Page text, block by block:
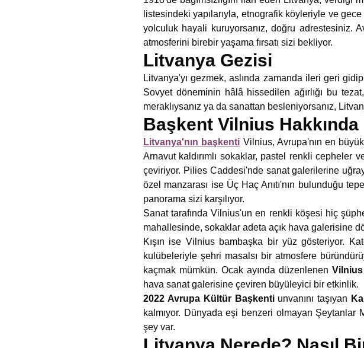
listesindeki yapılarıyla, etnografik köyleriyle ve
yolculuk hayali kuruyorsanız, doğru adrestesiniz.
atmosferini birebir yaşama fırsatı sizi bekliyor.
Litvanya Gezisi
Litvanya'yı gezmek, aslında zamanda ileri geri
Sovyet döneminin hâlâ hissedilen ağırlığı bu
meraklıysanız ya da sanattan besleniyorsanız,
Başkent Vilnius
Litvanya'nın başkenti Vilnius, Avrupa'nın en
Arnavut kaldırımlı sokaklar, pastel renkli cepheler
çeviriyor. Pilies Caddesi'nde sanat galerilerine
özel manzarası ise Üç Haç Anıtı'nın bulunduğu
panorama sizi karşılıyor.
Sanat tarafında Vilnius'un en renkli köşesi hiç
mahallesinde, sokaklar adeta açık hava galerisine
Kışın ise Vilnius bambaşka bir yüz gösteriyor.
kulübeleriyle şehri masalsı bir atmosfere
kaçmak mümkün. Ocak ayında düzenlenen
hava sanat galerisine çeviren büyüleyici bir etkinlik.
2022 Avrupa Kültür Başkentiunvanını taşıyan
kalmıyor. Dünyada eşi benzeri olmayan
şey var.